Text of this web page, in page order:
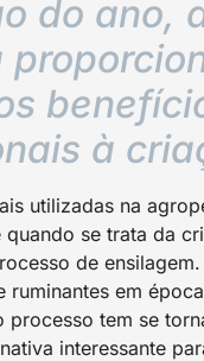
do ano,
à
utilizadas na
quando se trata da
de
ruminantes em
processo tem se
interessante